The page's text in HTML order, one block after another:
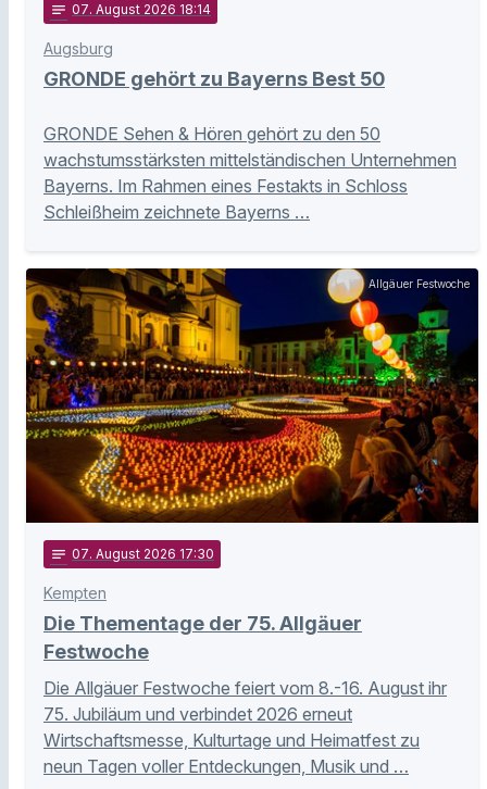
notes 07. August 2026 18:14
Augsburg
GRONDE gehört zu Bayerns Best 50
GRONDE Sehen & Hören gehört zu den 50
wachstumsstärksten mittelständischen Unternehmen
Bayerns. Im Rahmen eines Festakts in Schloss
Schleißheim zeichnete Bayerns …
Allgäuer Festwoche
notes 07. August 2026 17:30
Kempten
Die Thementage der 75. Allgäuer
Festwoche
Die Allgäuer Festwoche feiert vom 8.-16. August ihr
75. Jubiläum und verbindet 2026 erneut
Wirtschaftsmesse, Kulturtage und Heimatfest zu
neun Tagen voller Entdeckungen, Musik und …